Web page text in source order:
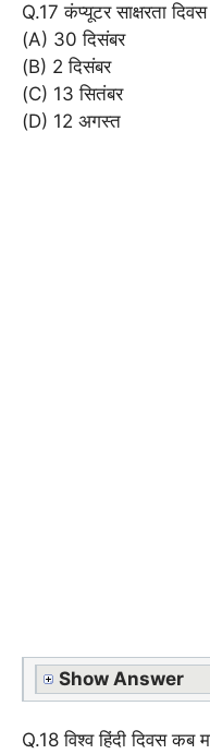
Q.17 कंप्यूटर साक्षरता
(A) 30 दिसंबर
(B) 2 दिसंबर
(C) 13 सितंबर
(D) 12 अगस्त
Show Answer
Q.18 विश्व हिंदी दिवस कब